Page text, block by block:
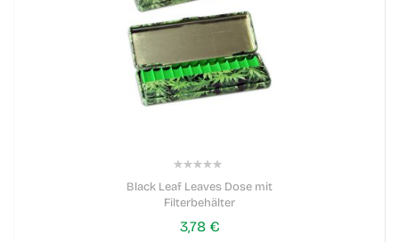
Black Leaf Leaves Dose mit
Filterbehälter
3,78 €